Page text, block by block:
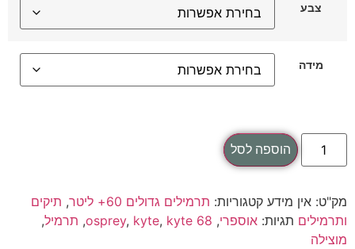
צבע
מידה
הוספה לסל
מק"ט: אין מידע קטגוריות: תרמילים גדולים 60+ ליטר , תיקים
ותרמילים תגיות: אוספרי,
osprey, kyte, kyte 68
, תרמיל,
מוצילה